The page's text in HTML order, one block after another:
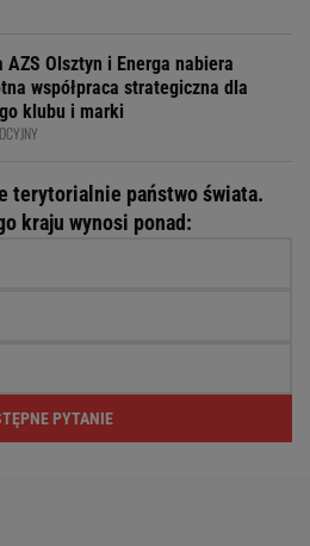
AZS Olsztyn i Energa nabiera
współpraca strategiczna dla
klubu i marki
terytorialnie państwo świata.
kraju wynosi ponad:
PYTANIE